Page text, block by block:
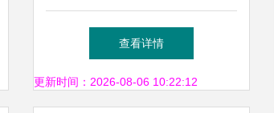
务新选择，降本增效双驱动
查看详情
更新时间：2026-08-06 10:22:12